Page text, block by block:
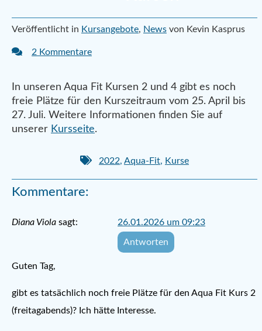
Veröffentlicht in Kursangebote, News von Kevin Kasprus
2 Kommentare
In unseren Aqua Fit Kursen 2 und 4 gibt es noch
freie Plätze für den Kurszeitraum vom 25. April bis
27. Juli. Weitere Informationen finden Sie auf
unserer Kursseite.
2022, Aqua-Fit, Kurse
Kommentare:
Diana Viola sagt: 26.01.2026 um 09:23
Guten Tag,
gibt es tatsächlich noch freie Plätze für den Aqua Fit Kurs 2
(freitagabends)? Ich hätte Interesse.
Antworten